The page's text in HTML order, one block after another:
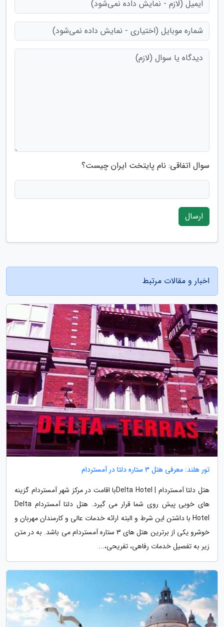
سوال اتفاقی: نام پایتخت ایران چیست؟
ارسال
اخبار و مقالات مرتبط
تور هلند: معرفی هتل 3 ستاره دلتا در آمستردام
هتل دلتا آمستردام | Delta Hotelبا اقامت در مرکز شهر آمستردام گزینه
های خوبی پیش روی شما قرار می گیرد. هتل دلتا آمستردام Delta
Hotel با داشتن این شرط و البته ارائه خدمات عالی و کارمندان مهربان و
خوشرو یکی از برترین هتل های 3 ستاره آمستردام می باشد. به در متن
زیر به تفصیل خدمات رفاهی، تفریحی،...